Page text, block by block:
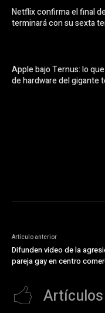
Netflix confirma el final
terminará con su sexta
Apple bajo Ternus: lo
de hardware del gigante
Artículo anterior
Difunden video de la
pareja gay en centro